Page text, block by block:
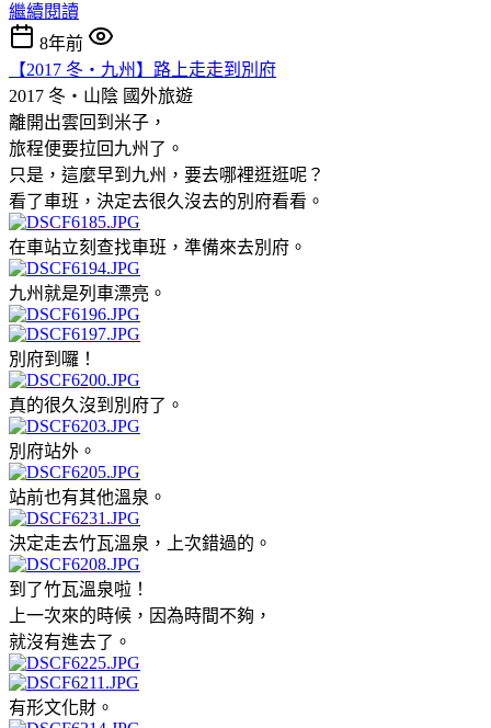
繼續閱讀
8年前
【2017 冬‧九州】路上走走到別府
2017 冬‧山陰 國外旅遊
離開出雲回到米子，
旅程便要拉回九州了。
只是，這麼早到九州，要去哪裡逛逛呢？
看了車班，決定去很久沒去的別府看看。
在車站立刻查找車班，準備來去別府。
九州就是列車漂亮。
別府到囉！
真的很久沒到別府了。
別府站外。
站前也有其他溫泉。
決定走去竹瓦溫泉，上次錯過的。
到了竹瓦溫泉啦！
上一次來的時候，因為時間不夠，
就沒有進去了。
有形文化財。